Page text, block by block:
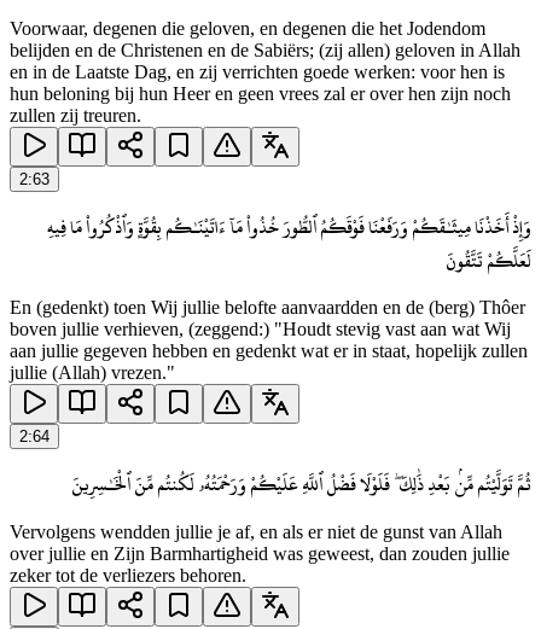
Voorwaar, degenen die geloven, en degenen die het Jodendom
belijden en de Christenen en de Sabiërs; (zij allen) geloven in Allah
en in de Laatste Dag, en zij verrichten goede werken: voor hen is
hun beloning bij hun Heer en geen vrees zal er over hen zijn noch
zullen zij treuren.
2:63
وَإِذْ أَخَذْنَا مِيثَـٰقَكُمْ وَرَفَعْنَا فَوْقَكُمُ ٱلطُّورَ خُذُوا۟ مَآ ءَاتَيْنَـٰكُم بِقُوَّةٍ وَٱذْكُرُوا۟ مَا فِيهِ
لَعَلَّكُمْ تَتَّقُونَ
En (gedenkt) toen Wij jullie belofte aanvaardden en de (berg) Thôer
boven jullie verhieven, (zeggend:) "Houdt stevig vast aan wat Wij
aan jullie gegeven hebben en gedenkt wat er in staat, hopelijk zullen
jullie (Allah) vrezen."
2:64
ثُمَّ تَوَلَّيْتُم مِّنۢ بَعْدِ ذَٰلِكَ ۖ فَلَوْلَا فَضْلُ ٱللَّهِ عَلَيْكُمْ وَرَحْمَتُهُۥ لَكُنتُم مِّنَ ٱلْخَـٰسِرِينَ
Vervolgens wendden jullie je af, en als er niet de gunst van Allah
over jullie en Zijn Barmhartigheid was geweest, dan zouden jullie
zeker tot de verliezers behoren.